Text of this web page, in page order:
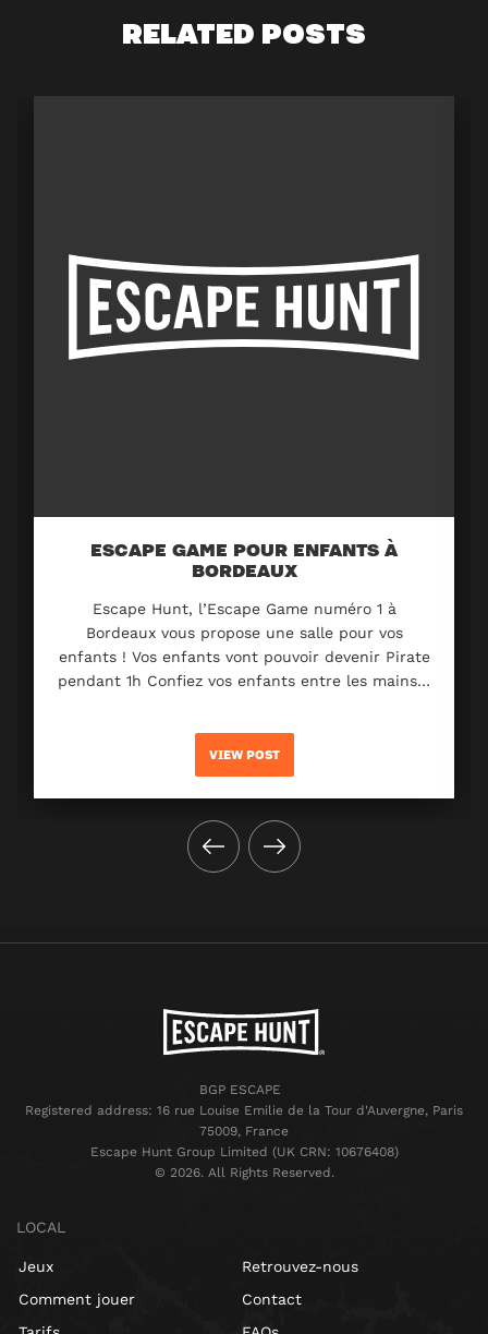
RELATED POSTS
ESCAPE GAME POUR ENFANTS À
BORDEAUX
Escape Hunt, l’Escape Game numéro 1 à
Bordeaux vous propose une salle pour vos
enfants ! Vos enfants vont pouvoir devenir Pirate
pendant 1h Confiez vos enfants entre les mains…
VIEW POST
BGP ESCAPE
Registered address: 16 rue Louise Emilie de la Tour d'Auvergne, Paris
75009, France
Escape Hunt Group Limited (UK CRN: 10676408)
©️ 2026. All Rights Reserved.
LOCAL
Jeux
Comment jouer
Retrouvez-nous
Contact